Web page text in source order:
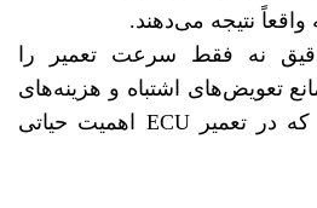
نتیجه می‌دهند.
نه فقط سرعت تعمیر را
تعویض‌های اشتباه و هزینه‌های
اضافی می‌شود؛ چیزی که در تعمیر ECU اهمیت حیاتی